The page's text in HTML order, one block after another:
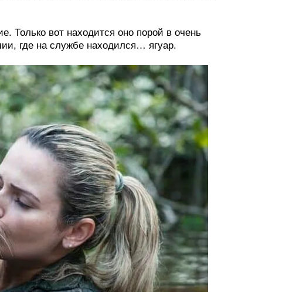
Только вот находится оно порой в очень
где на службе находился… ягуар.